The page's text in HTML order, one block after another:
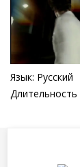
Язык: Русский